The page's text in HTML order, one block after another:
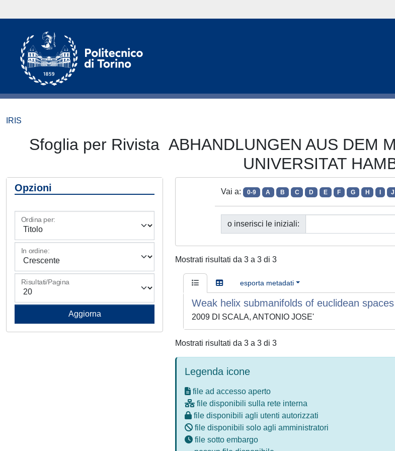
IRIS
Sfoglia per Rivista ABHANDLUNGEN AUS DEM
UNIVERSITAT
Opzioni
Ordina per:
In ordine:
Risultati/Pagina
Vai a: 0-9 A B C D E F G H J
o inserisci le iniziali:
Mostrati risultati da 3 a 3 di 3
esporta metadati
Weak helix submanifolds of euclidean spaces
2009 DI SCALA, ANTONIO JOSE'
Mostrati risultati da 3 a 3 di 3
Legenda icone
file ad accesso aperto
file disponibili sulla rete interna
file disponibili agli utenti autorizzati
file disponibili solo agli amministratori
file sotto embargo